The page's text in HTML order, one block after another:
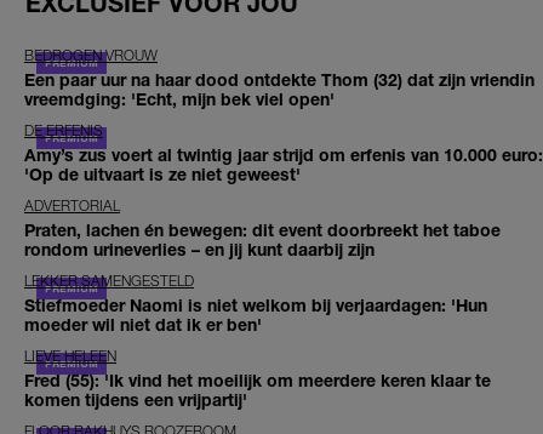
BEDROGEN VROUW
Een paar uur na haar dood ontdekte Thom (32) dat zijn vriendin
vreemdging: 'Echt, mijn bek viel open'
DE ERFENIS
Amy’s zus voert al twintig jaar strijd om erfenis van 10.000 euro:
'Op de uitvaart is ze niet geweest'
ADVERTORIAL
Praten, lachen én bewegen: dit event doorbreekt het taboe
rondom urineverlies – en jij kunt daarbij zijn
LEKKER SAMENGESTELD
Stiefmoeder Naomi is niet welkom bij verjaardagen: 'Hun
moeder wil niet dat ik er ben'
LIEVE HELEEN
Fred (55): 'Ik vind het moeilijk om meerdere keren klaar te
komen tijdens een vrijpartij'